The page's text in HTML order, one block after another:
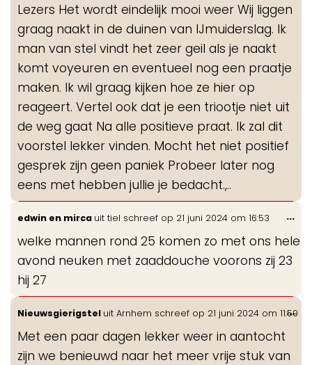
Lezers Het wordt eindelijk mooi weer Wij liggen
graag naakt in de duinen van IJmuiderslag. Ik
man van stel vindt het zeer geil als je naakt
komt voyeuren en eventueel nog een praatje
maken. Ik wil graag kijken hoe ze hier op
reageert. Vertel ook dat je een triootje niet uit
de weg gaat Na alle positieve praat. Ik zal dit
voorstel lekker vinden. Mocht het niet positief
gesprek zijn geen paniek Probeer later nog
eens met hebben jullie je bedacht.,..
edwin en mirca uit tiel schreef op 21 juni 2024 om 16:53
welke mannen rond 25 komen zo met ons hele
avond neuken met zaaddouche voorons zij 23
hij 27
...
Nieuwsgierigstel uit Arnhem schreef op 21 juni 2024 om 11:59
Met een paar dagen lekker weer in aantocht
zijn we benieuwd naar het meer vrije stuk van
...